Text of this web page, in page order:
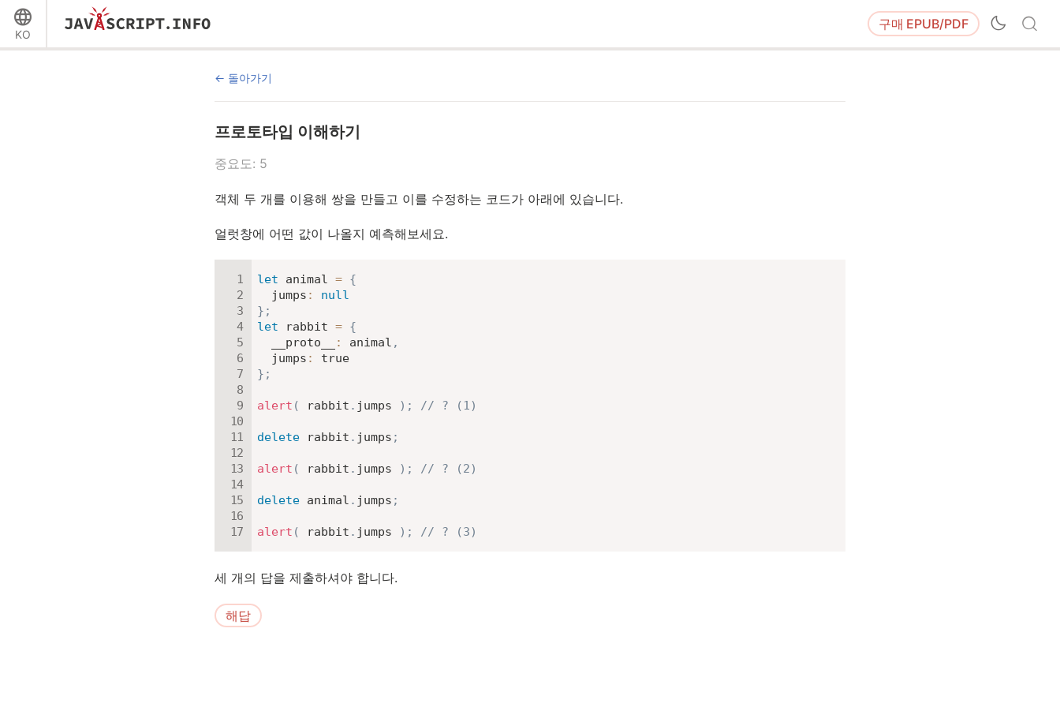
KO
구매 EPUB/PDF
돌아가기
프로토타입 이해하기
중요도: 5
객체 두 개를 이용해 쌍을 만들고 이를 수정하는 코드가 아래에 있습니다.
얼럿창에 어떤 값이 나올지 예측해보세요.
let animal = {
jumps :
null
} ;
let rabbit = {
__proto__
: animal ,
jumps :
true
} ;
alert ( rabbit . jumps ) ; // ? (1)
delete rabbit . jumps ;
alert ( rabbit . jumps ) ; // ? (2)
delete animal . jumps ;
alert ( rabbit . jumps ) ; // ? (3)
세 개의 답을 제출하셔야 합니다.
해답